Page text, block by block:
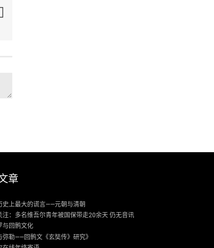
章
史上最大的谎言——元朝与清朝
注：多名维吾尔青年被国保带走20余天 仍无音讯
与回鹘文化
弥勒——回鹘文《玄奘传》研究》